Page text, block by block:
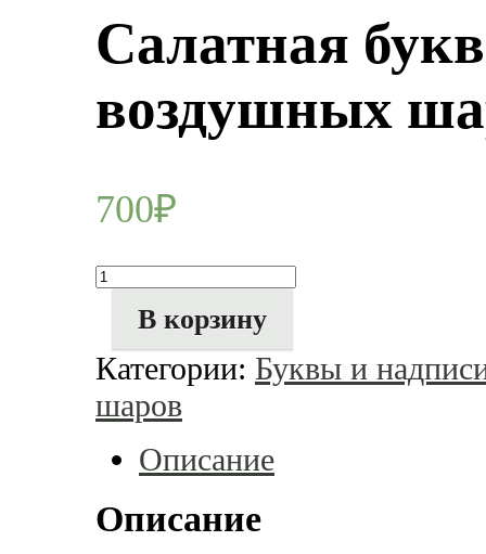
Салатная
воздушных
700₽
Количество
товара
Салатная
"О"
из
воздушных
В корзину
Категории: Буквы и
шаров
Описание
Описание